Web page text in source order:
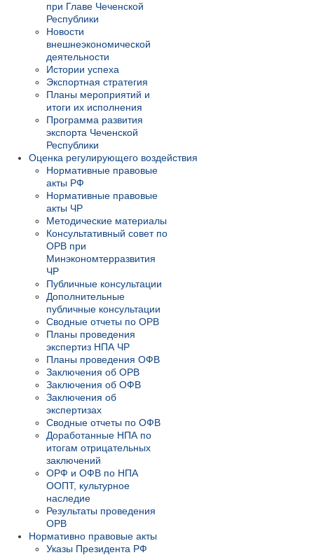
при Главе Чеченской
Республики
Новости
внешнеэкономической
деятельности
Истории успеха
Экспортная стратегия
Планы мероприятий и
итоги их исполнения
Программа развития
экспорта Чеченской
Республики
Оценка регулирующего воздействия
Нормативные правовые
акты РФ
Нормативные правовые
акты ЧР
Методические материалы
Консультативный совет по
ОРВ при
Минэкономтерразвития
ЧР
Публичные консультации
Дополнительные
публичные консультации
Сводные отчеты по ОРВ
Планы проведения
экспертиз НПА ЧР
Планы проведения ОФВ
Заключения об ОРВ
Заключения об ОФВ
Заключения об
экспертизах
Сводные отчеты по ОФВ
Доработанные НПА по
итогам отрицательных
заключений
ОРФ и ОФВ по НПА
ООПТ, культурное
наследие
Результаты проведения
ОРВ
Нормативно правовые акты
Указы Президента РФ